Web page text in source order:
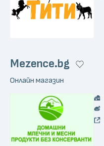
Mezence.bg
Онлайн магазин